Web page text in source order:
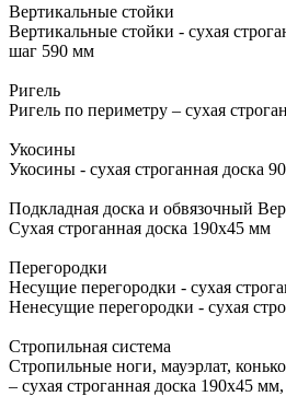
Вертикальные стойки
Вертикальные стойки - сухая
шаг 590 мм
Ригель
Ригель по периметру – сухая
Укосины
Укосины - сухая строганная доска
Подкладная доска и обвязочный
Сухая строганная доска 190х45 мм
Перегородки
Несущие перегородки - сухая
Ненесущие перегородки - сухая
Стропильная система
Стропильные ноги, мауэрлат,
– сухая строганная доска 190x45